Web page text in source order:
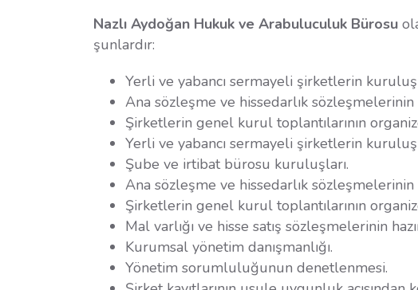
Nazlı Aydoğan Hukuk ve Arabuluculuk Bürosu
şunlardır:
Yerli ve yabancı sermayeli şirketlerin
Ana sözleşme ve hissedarlık sözleşmelerinin
Şirketlerin genel kurul toplantılarının
Yerli ve yabancı sermayeli şirketlerin
Şube ve irtibat bürosu kuruluşları.
Ana sözleşme ve hissedarlık sözleşmelerinin
Şirketlerin genel kurul toplantılarının
Mal varlığı ve hisse satış sözleşmelerinin
Kurumsal yönetim danışmanlığı.
Yönetim sorumluluğunun denetlenmesi.